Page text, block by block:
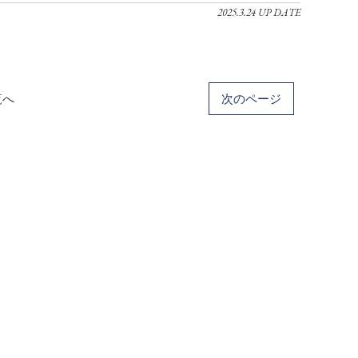
2025.3.24 UP DATE
へ 次のページ